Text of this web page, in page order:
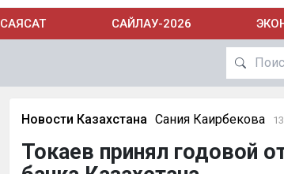
САЯСАТ САЙЛАУ-2026
Новости Казахстана Сания Каирбекова
Токаев принял годовой